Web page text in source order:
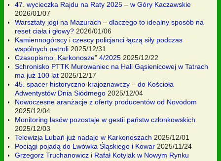
47. wycieczka Rajdu na Raty 2025 – w Góry Kaczawskie
2026/01/07
Warsztaty jogi na Mazurach – dlaczego to idealny sposób na
reset ciała i głowy? 2026/01/06
Kamiennogórscy i czescy policjanci łączą siły podczas
wspólnych patroli 2025/12/31
Czasopismo „Karkonosze” 4/2025 2025/12/22
Schronisko PTTK Murowaniec na Hali Gąsienicowej w Tatrach
ma już 100 lat 2025/12/17
45. spacer historyczno-krajoznawczy – do Kościoła
Adwentystów Dnia Siódmego 2025/12/04
Nowoczesne aranżacje z oferty producentów od Novodom
2025/12/04
Monitoring lasów pozostaje w gestii państw członkowskich
2025/12/03
Telewizja Lubań już nadaje w Karkonoszach 2025/12/01
Pociągi pojadą do Lwówka Śląskiego i Kowar 2025/11/24
Grzegorz Truchanowicz i Rafał Kotylak w Nowym Rynku